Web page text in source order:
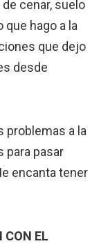
cenar, suelo
que hago a la
que dejo
desde
problemas a la
para pasar
encanta tener
CON EL